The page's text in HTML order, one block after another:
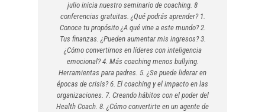
julio inicia nuestro seminario de coaching. 8
conferencias gratuitas. ¿Qué podrás aprender? 1.
Conoce tu propósito ¿A qué vine a este mundo? 2.
Tus finanzas. ¿Pueden aumentar mis ingresos? 3.
¿Cómo convertirnos en líderes con inteligencia
emocional? 4. Más coaching menos bullying.
Herramientas para padres. 5. ¿Se puede liderar en
épocas de crisis? 6. El coaching y el impacto en las
organizaciones. 7. Creando hábitos con el poder del
Health Coach. 8. ¿Cómo convertirte en un agente de